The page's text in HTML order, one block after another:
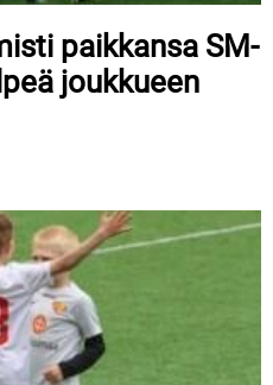
paikkansa SM-
joukkueen